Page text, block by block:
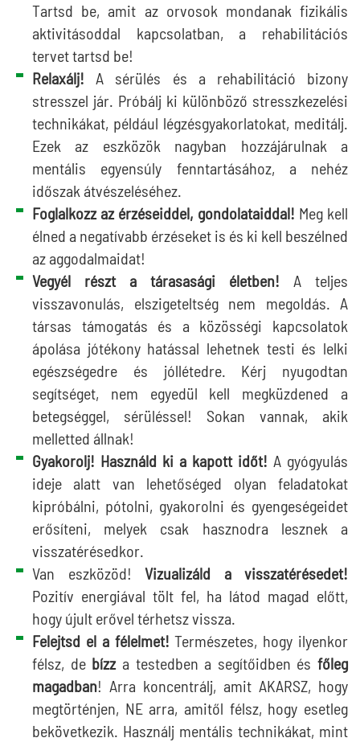
Tartsd be, amit az orvosok mondanak fizikális
aktivitásoddal kapcsolatban, a rehabilitációs
tervet tartsd be!
Relaxálj! A sérülés és a rehabilitáció bizony
stresszel jár. Próbálj ki különböző stresszkezelési
technikákat, például légzésgyakorlatokat, meditálj.
Ezek az eszközök nagyban hozzájárulnak a
mentális egyensúly fenntartásához, a nehéz
időszak átvészeléséhez.
Foglalkozz az érzéseiddel, gondolataiddal! Meg kell
élned a negatívabb érzéseket is és ki kell beszélned
az aggodalmaidat!
Vegyél részt a tárasasági életben! A teljes
visszavonulás, elszigeteltség nem megoldás. A
társas támogatás és a közösségi kapcsolatok
ápolása jótékony hatással lehetnek testi és lelki
egészségedre és jóllétedre. Kérj nyugodtan
segítséget, nem egyedül kell megküzdened a
betegséggel, sérüléssel! Sokan vannak, akik
melletted állnak!
Gyakorolj! Használd ki a kapott időt! A gyógyulás
ideje alatt van lehetőséged olyan feladatokat
kipróbálni, pótolni, gyakorolni és gyengeségeidet
erősíteni, melyek csak hasznodra lesznek a
visszatérésedkor.
Van eszközöd! Vizualizáld a visszatérésedet!
Pozitív energiával tölt fel, ha látod magad előtt,
hogy újult erővel térhetsz vissza.
Felejtsd el a félelmet! Természetes, hogy ilyenkor
félsz, de bízza testedben a segítőidben és főleg
magadban! Arra koncentrálj, amit AKARSZ, hogy
megtörténjen, NE arra, amitől félsz, hogy esetleg
bekövetkezik. Használj mentális technikákat, mint